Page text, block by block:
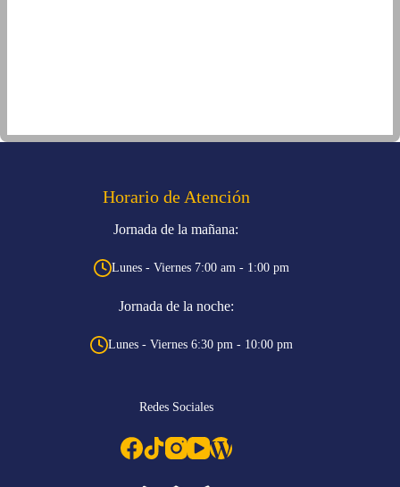
Horario de Atención
Jornada de la mañana:
Lunes - Viernes 7:00 am - 1:00 pm
Jornada de la noche:
Lunes - Viernes 6:30 pm - 10:00 pm
Redes Sociales